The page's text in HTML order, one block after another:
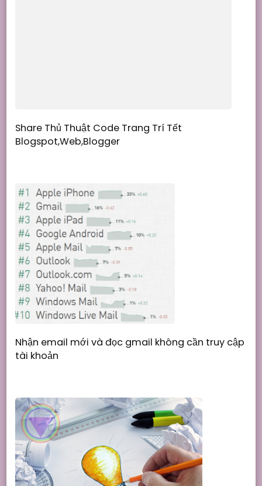
Share Thủ Thuật Code Trang Trí Tết
Blogspot,Web,Blogger
Nhận email mới và đọc gmail không cần truy cập
tài khoản